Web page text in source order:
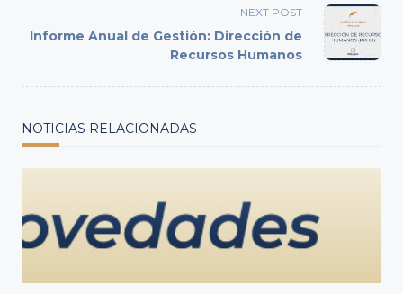
reader-
NEXT POST
Informe Anual de Gestión: Dirección de
Recursos Humanos
NOTICIAS RELACIONADAS